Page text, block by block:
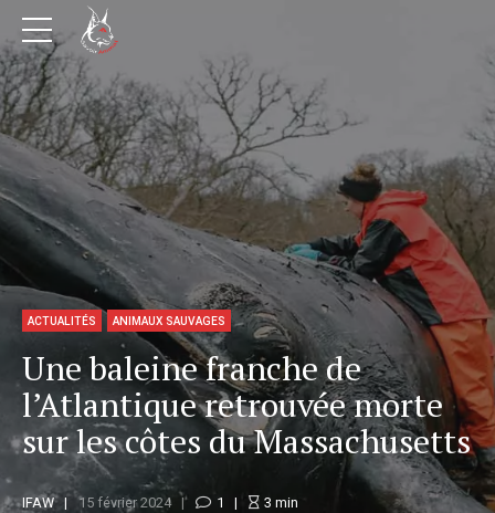
ACTUALITÉS ANIMAUX SAUVAGES
Une baleine franche de
l’Atlantique retrouvée morte
sur les côtes du Massachusetts
IFAW 15 février 2024 1 3 min